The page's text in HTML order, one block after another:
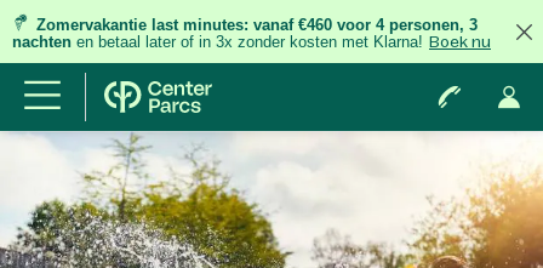
Zomervakantie last minutes: vanaf €460 voor 4 personen, 3
nachten en betaal later of in 3x zonder kosten met Klarna! Boek nu